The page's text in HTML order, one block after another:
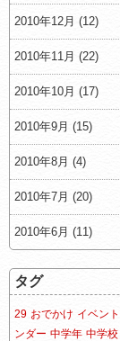
2010年12月 (12)
2010年11月 (22)
2010年10月 (17)
2010年9月 (15)
2010年8月 (4)
2010年7月 (20)
2010年6月 (11)
タグ
29 おでかけ イベント
ンダー 中学年 中学校